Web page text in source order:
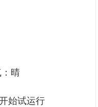
晴
始试运行